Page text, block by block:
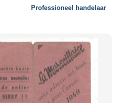
Professioneel handelaar